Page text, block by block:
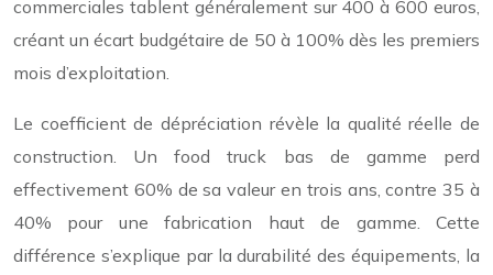
commerciales tablent généralement sur 400 à 600 euros,
créant un écart budgétaire de 50 à 100% dès les premiers
mois d’exploitation.
Le coefficient de dépréciation révèle la qualité réelle de
construction. Un food truck bas de gamme perd
effectivement 60% de sa valeur en trois ans, contre 35 à
40% pour une fabrication haut de gamme. Cette
différence s’explique par la durabilité des équipements, la